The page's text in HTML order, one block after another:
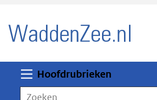
deze
worden
toegestaan
Hoofdrubrieken
Zoeken